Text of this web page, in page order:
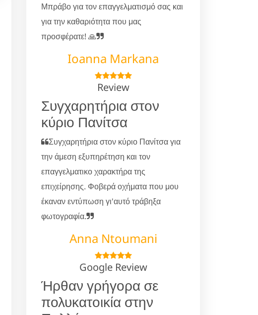
Μπράβο για τον επαγγελματισμό σας και
για την καθαριότητα που μας
προσφέρατε! 🙏
Ioanna Markana
Review
Συγχαρητήρια στον
κύριο Πανίτσα
Συγχαρητήρια στον κύριο Πανίτσα για
την άμεση εξυπηρέτηση και τον
επαγγελματικο χαρακτήρα της
επιχείρησης. Φοβερά οχήματα που μου
έκαναν εντύπωση γι'αυτό τράβηξα
φωτογραφία.
Anna Ntoumani
Google Review
Ήρθαν γρήγορα σε
πολυκατοικία στην